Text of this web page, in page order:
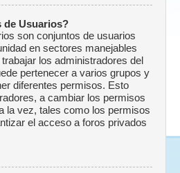
de Usuarios?
son conjuntos de usuarios
en sectores manejables
los administradores del
pertenecer a varios grupos y
diferentes permisos. Esto
a cambiar los permisos
la vez, tales como los permisos
el acceso a foros privados